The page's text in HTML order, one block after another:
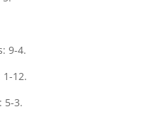
9-4.
1-12.
5-3.